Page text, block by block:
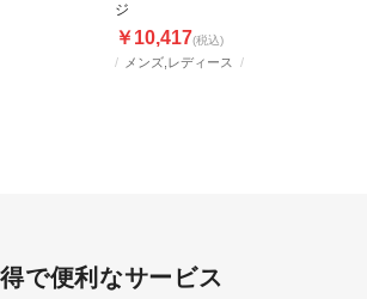
メンズ,レディース
ジ
￥10,417(税込)
で便利なサービス